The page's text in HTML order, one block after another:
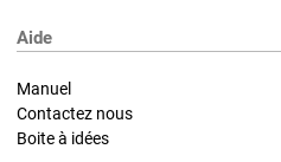
Aide
Manuel
Contactez nous
Boite à idées